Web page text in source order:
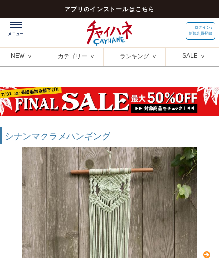
アプリのインストールはこちら
ログイン /
新規会員登録
NEW カテゴリー ランキング SALE
シナンマクラメハンギング